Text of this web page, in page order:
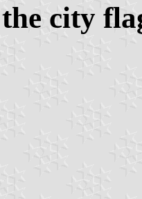
city